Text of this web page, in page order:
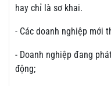
hay chỉ là sơ khai.
- Các doanh nghiệp mới
- Doanh nghiệp đang
động;